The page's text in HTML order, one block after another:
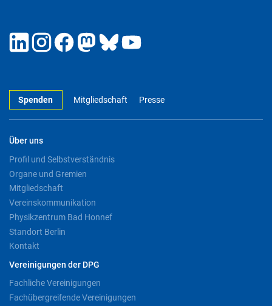
Spenden Mitgliedschaft Presse
Über uns
Profil und Selbstverständnis
Organe und Gremien
Mitgliedschaft
Vereinskommunikation
Physikzentrum Bad Honnef
Standort Berlin
Kontakt
Vereinigungen der DPG
Fachliche Vereinigungen
Fachübergreifende Vereinigungen